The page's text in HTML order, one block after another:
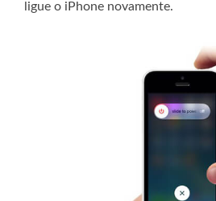
ligue o iPhone novamente.